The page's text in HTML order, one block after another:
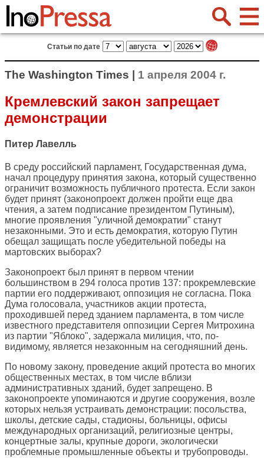
Статьи по дате
The Washington Times | 1 апреля 2004 г.
Кремлевский закон запрещает
демонстрации
Питер Лавелль
В среду российский парламент, Государственная дума,
начал процедуру принятия закона, который существенно
ограничит возможность публичного протеста. Если закон
будет принят (законопроект должен пройти еще два
чтения, а затем подписание президентом Путиным),
многие проявления "уличной демократии" станут
незаконными. Это и есть демократия, которую Путин
обещал защищать после убедительной победы на
мартовских выборах?
Законопроект был принят в первом чтении
большинством в 294 голоса против 137: прокремлевские
партии его поддерживают, оппозиция не согласна. Пока
Дума голосовала, участников акции протеста,
проходившей перед зданием парламента, в том числе
известного представителя оппозиции Сергея Митрохина
из партии "Яблоко", задержала милиция, что, по-
видимому, является незаконным на сегодняшний день.
По новому закону, проведение акций протеста во многих
общественных местах, в том числе вблизи
административных зданий, будет запрещено. В
законопроекте упоминаются и другие сооружения, возле
которых нельзя устраивать демонстрации: посольства,
школы, детские сады, стадионы, больницы, офисы
международных организаций, религиозные центры,
концертные залы, крупные дороги, экологически
проблемные промышленные объекты и трубопроводы.